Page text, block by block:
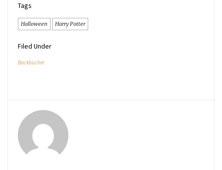
Tags
Halloween Harry Potter
Filed Under
Backbücher